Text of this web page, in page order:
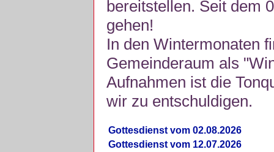
bereitstellen. Seit dem
gehen!
In den Wintermonaten
Gemeinderaum als
Aufnahmen ist die
wir zu entschuldigen.
Gottesdienst vom 02.08.2026
Gottesdienst vom 12.07.2026